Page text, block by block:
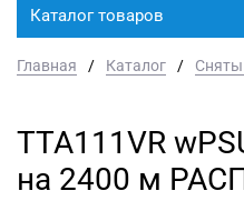
Каталог товаров
Главная / Каталог / Сняты
TTA111VR
на 2400 м